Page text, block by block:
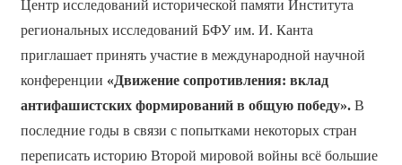
Центр исследований исторической памяти Института
региональных исследований БФУ им. И. Канта
приглашает принять участие в международной научной
конференции «Движение сопротивления: вклад
антифашистских формирований в общую победу».В
последние годы в связи с попытками некоторых стран
переписать историю Второй мировой войны всё большие